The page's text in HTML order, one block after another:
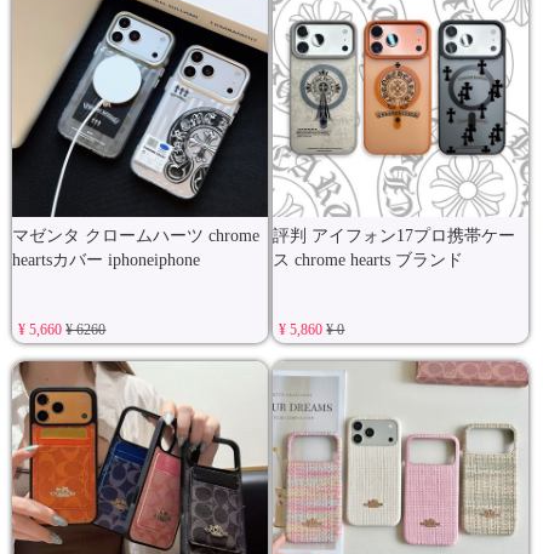
マゼンタ クロームハーツ chrome
heartsカバー iphoneiphone
¥ 5,660¥ 6260
評判 アイフォン17プロ携帯ケー
ス chrome hearts ブランド
¥ 5,860¥ 0